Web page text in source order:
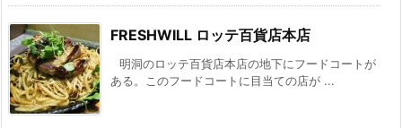
FRESHWILL ロッテ百貨店本店
明洞のロッテ百貨店本店の地下にフードコートが
ある。このフードコートに目当ての店が ...